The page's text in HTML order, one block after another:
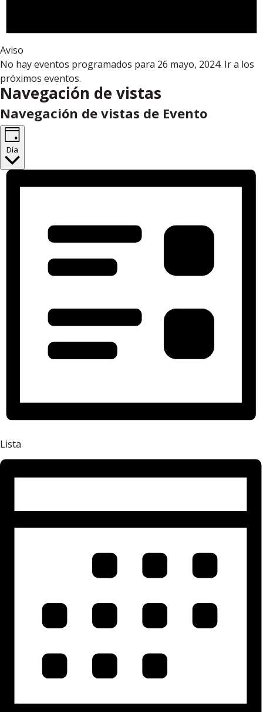
Aviso
No hay eventos programados para 26 mayo, 2024. Ir a los
próximos eventos.
Navegación de vistas
Navegación de vistas de Evento
Día
Lista